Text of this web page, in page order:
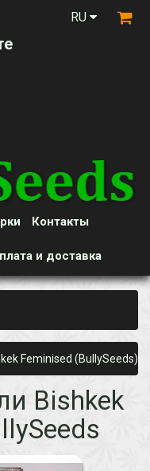
RU
Контакты
и доставка
Feminised (BullySeeds)
Bishkek